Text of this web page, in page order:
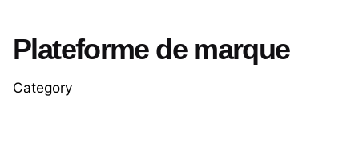
Plateforme de marque
Category